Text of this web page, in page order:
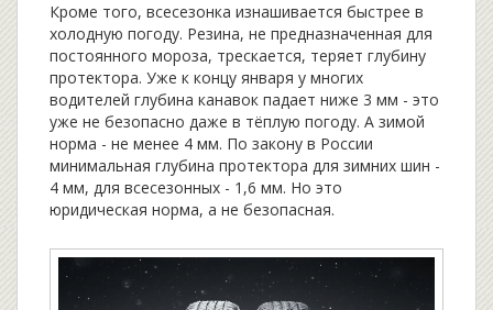
Кроме того, всесезонка изнашивается быстрее в
холодную погоду. Резина, не предназначенная для
постоянного мороза, трескается, теряет глубину
протектора. Уже к концу января у многих
водителей глубина канавок падает ниже 3 мм - это
уже не безопасно даже в тёплую погоду. А зимой
норма - не менее 4 мм. По закону в России
минимальная глубина протектора для зимних шин -
4 мм, для всесезонных - 1,6 мм. Но это
юридическая норма, а не безопасная.